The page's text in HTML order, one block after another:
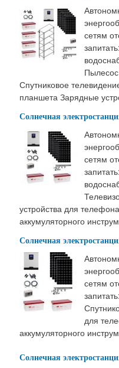
сетям
Спутниковое
планшета Зарядные
Солнечная
сетям
устройства для
аккумуляторного
Солнечная
сетям
для
аккумуляторного
Солнечная